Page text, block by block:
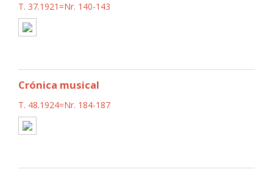
T. 37.1921=Nr. 140-143
Crónica musical
T. 48.1924=Nr. 184-187